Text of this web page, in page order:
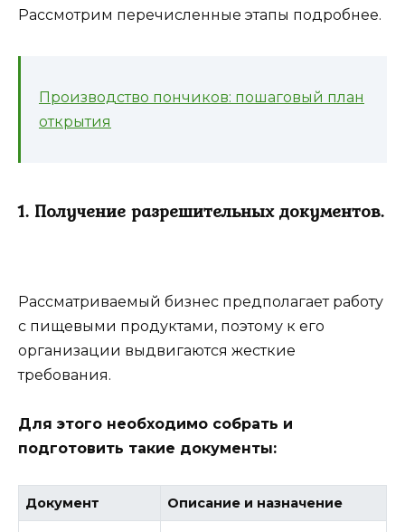
Рассмотрим перечисленные этапы подробнее.
Производство пончиков: пошаговый план
открытия
1. Получение разрешительных документов.
Рассматриваемый бизнес предполагает работу
с пищевыми продуктами, поэтому к его
организации выдвигаются жесткие
требования.
Для этого необходимо собрать и
подготовить такие документы:
Документ Описание и назначение